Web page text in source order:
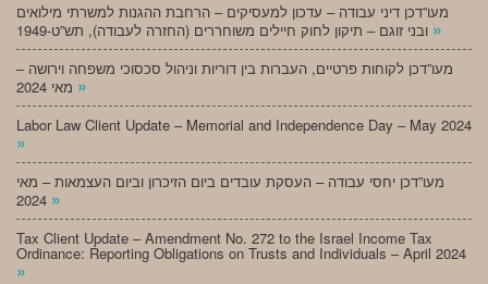
מעו”דכן דיני עבודה – עדכון למעסיקים – הרחבת ההגנות למשרתי מילואים
»
מעו”דכן לקוחות פרטיים, העברות בין דוריות וניהול סכסוכי משפחה וירושה –
»
Labor Law Client Update – Memorial and Independence Day – May 2024
»
מעו”דכן יחסי עבודה – העסקת עובדים ביום הזיכרון וביום העצמאות – מאי
»
Tax Client Update – Amendment No. 272 to the Israel Income Tax
Ordinance: Reporting Obligations on Trusts and Individuals – April 2024
»